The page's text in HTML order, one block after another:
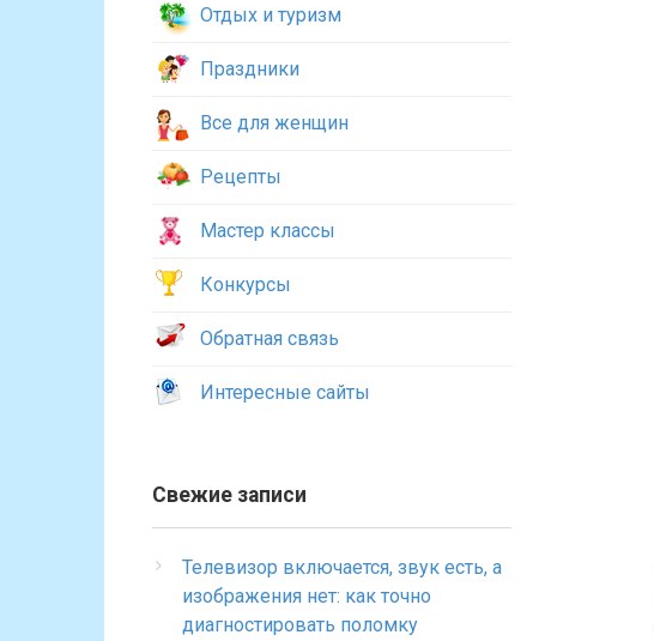
Отдых и туризм
Праздники
Все для женщин
Рецепты
Мастер классы
Конкурсы
Обратная связь
Интересные сайты
Свежие записи
Телевизор включается, звук есть, а
изображения нет: как точно
диагностировать поломку